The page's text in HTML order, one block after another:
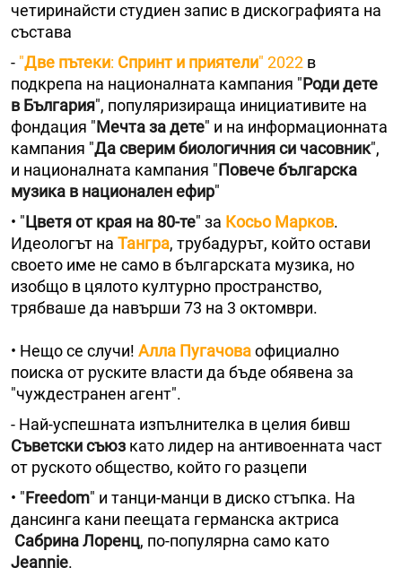
четиринайсти студиен запис в дискографията на
състава
- "Две пътеки: Спринт и приятели" 2022 в
подкрепа на националната кампания "Роди дете
в България", популяризираща инициативите на
фондация "Мечта за дете" и на информационната
кампания "Да сверим биологичния си часовник",
и националната кампания "Повече българска
музика в национален ефир"
• "Цветя от края на 80-те" за Косьо Марков.
Идеологът на Тангра, трубадурът, който остави
своето име не само в българската музика, но
изобщо в цялото културно пространство,
трябваше да навърши 73 на 3 октомври.
• Нещо се случи! Алла Пугачоваофициално
поиска от руските власти да бъде обявена за
"чуждестранен агент".
- Най-успешната изпълнителка в целия бивш
Съветски съюз като лидер на антивоенната част
от руското общество, който го разцепи
• "Freedom" и танци-манци в диско стъпка. На
дансинга кани пеещата германска актриса
Сабрина Лоренц, по-популярна само като
Jeannie.